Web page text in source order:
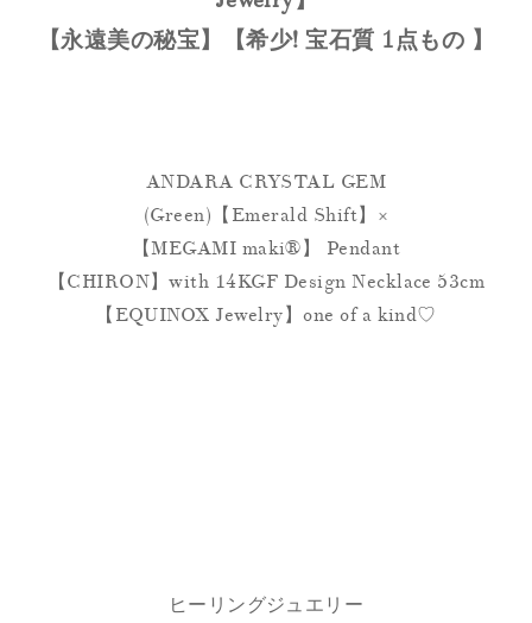
【永遠美の秘宝】【希少! 宝石質 1点もの 】
ANDARA CRYSTAL GEM
(Green)【Emerald Shift】×
【MEGAMI maki®︎】 Pendant
【CHIRON】with 14KGF Design Necklace 53cm
【EQUINOX Jewelry】one of a kind♡
ヒーリングジュエリー